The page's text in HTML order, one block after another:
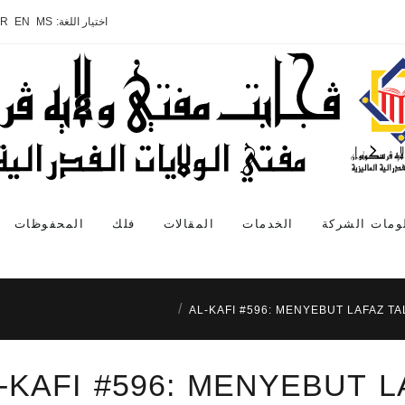
اختيار اللغة: MS
EN
الشركة الخدمات المقالات فلك المحفوظات
AL-KAFI #596: MENYEBUT LAFAZ
KAFI #596: MENYEBUT